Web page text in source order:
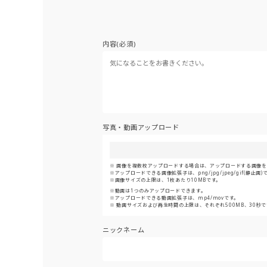
内容(必須)
写真・動画アップロード
画像を複数枚アップロードする場合は、アップロードする画像
アップロードできる画像拡張子は、png/jpg/jpeg/gif(静止画)
画像サイズの上限は、1枚あたり10MBです。
動画は1つのみアップロードできます。
アップロードできる動画拡張子は、mp4/movです。
動画サイズおよび再生時間の上限は、それぞれ500MB、30秒で
ニックネーム